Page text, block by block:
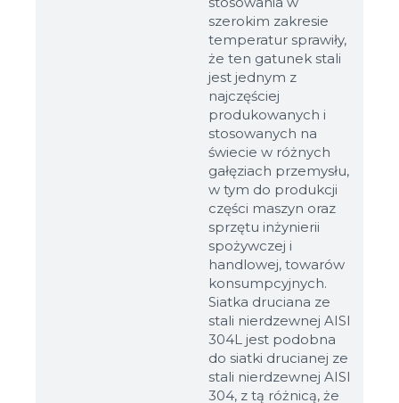
szerokim zakresie
temperatur sprawiły,
że ten gatunek stali
jest jednym z
najczęściej
produkowanych i
stosowanych na
świecie w różnych
gałęziach przemysłu,
w tym do produkcji
części maszyn oraz
sprzętu inżynierii
spożywczej i
handlowej, towarów
konsumpcyjnych.
Siatka druciana ze
stali nierdzewnej AISI
304L jest podobna
do siatki drucianej ze
stali nierdzewnej AISI
304, z tą różnicą, że